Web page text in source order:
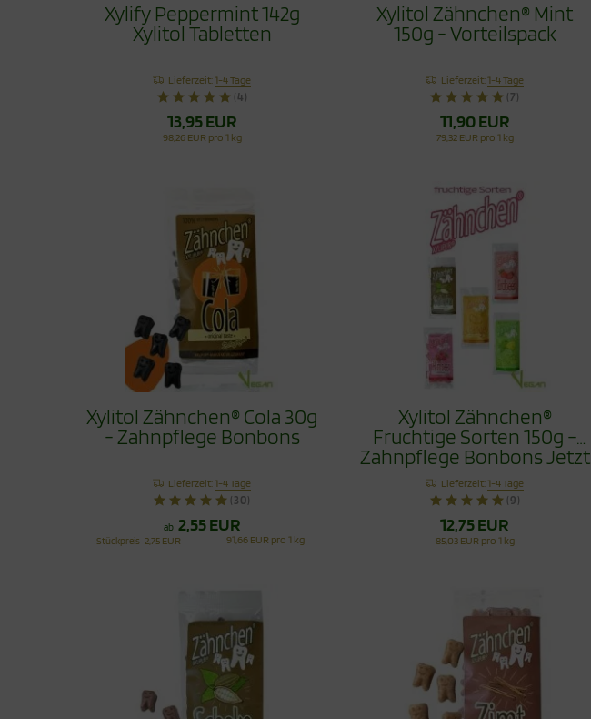
Xylify Peppermint 142g
Xylitol Tabletten
Lieferzeit:1-4 Tage
(4)
13,95 EUR
98,26 EUR pro 1 kg
Xylitol Zähnchen® Mint
150g - Vorteilspack
Lieferzeit:1-4 Tage
(7)
11,90 EUR
79,32 EUR pro 1 kg
Xylitol Zähnchen® Cola 30g
- Zahnpflege Bonbons
Lieferzeit:1-4 Tage
(30)
ab 2,55 EUR
Stückpreis 2,75 EUR 91,66 EUR pro 1 kg
Xylitol Zähnchen®
Fruchtige Sorten 150g -
Zahnpflege Bonbons Jetzt
mit Himbeere
Lieferzeit:1-4 Tage
(9)
12,75 EUR
85,03 EUR pro 1 kg